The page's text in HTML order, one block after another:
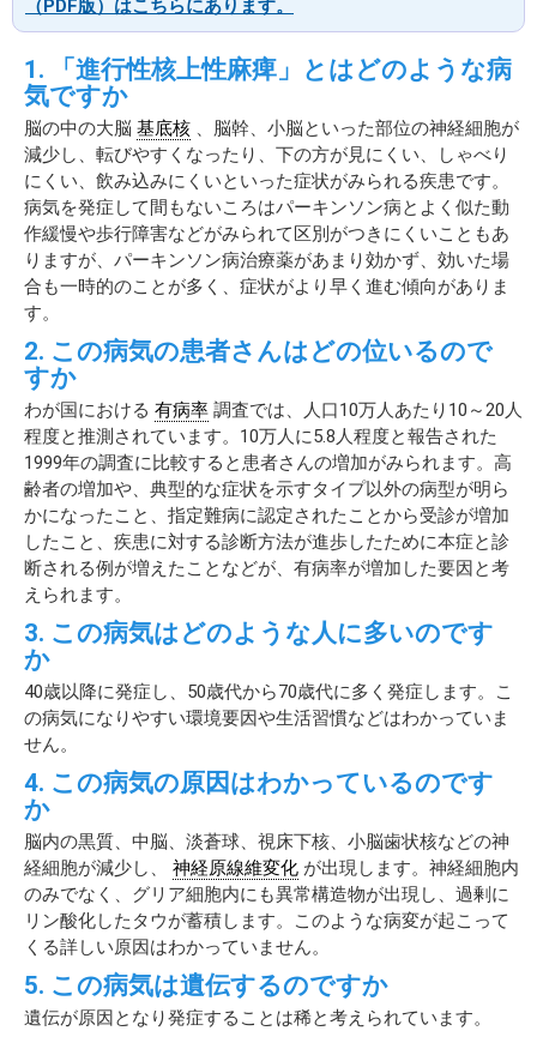
（PDF版）はこちらにあります。
1. 「進行性核上性麻痺」とはどのような病
気ですか
脳の中の大脳 基底核 、脳幹、小脳といった部位の神経細胞が
減少し、転びやすくなったり、下の方が見にくい、しゃべり
にくい、飲み込みにくいといった症状がみられる疾患です。
病気を発症して間もないころはパーキンソン病とよく似た動
作緩慢や歩行障害などがみられて区別がつきにくいこともあ
りますが、パーキンソン病治療薬があまり効かず、効いた場
合も一時的のことが多く、症状がより早く進む傾向がありま
す。
2. この病気の患者さんはどの位いるので
すか
わが国における 有病率 調査では、人口10万人あたり10～20人
程度と推測されています。10万人に5.8人程度と報告された
1999年の調査に比較すると患者さんの増加がみられます。高
齢者の増加や、典型的な症状を示すタイプ以外の病型が明ら
かになったこと、指定難病に認定されたことから受診が増加
したこと、疾患に対する診断方法が進歩したために本症と診
断される例が増えたことなどが、有病率が増加した要因と考
えられます。
3. この病気はどのような人に多いのです
か
40歳以降に発症し、50歳代から70歳代に多く発症します。こ
の病気になりやすい環境要因や生活習慣などはわかっていま
せん。
4. この病気の原因はわかっているのです
か
脳内の黒質、中脳、淡蒼球、視床下核、小脳歯状核などの神
経細胞が減少し、 神経原線維変化 が出現します。神経細胞内
のみでなく、グリア細胞内にも異常構造物が出現し、過剰に
リン酸化したタウが蓄積します。このような病変が起こって
くる詳しい原因はわかっていません。
5. この病気は遺伝するのですか
遺伝が原因となり発症することは稀と考えられています。